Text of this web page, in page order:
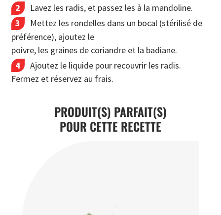
Lavez les radis, et passez les à la mandoline.
Mettez les rondelles dans un bocal (stérilisé de
préférence), ajoutez le
poivre, les graines de coriandre et la badiane.
Ajoutez le liquide pour recouvrir les radis.
Fermez et réservez au frais.
PRODUIT(S) PARFAIT(S)
POUR CETTE RECETTE